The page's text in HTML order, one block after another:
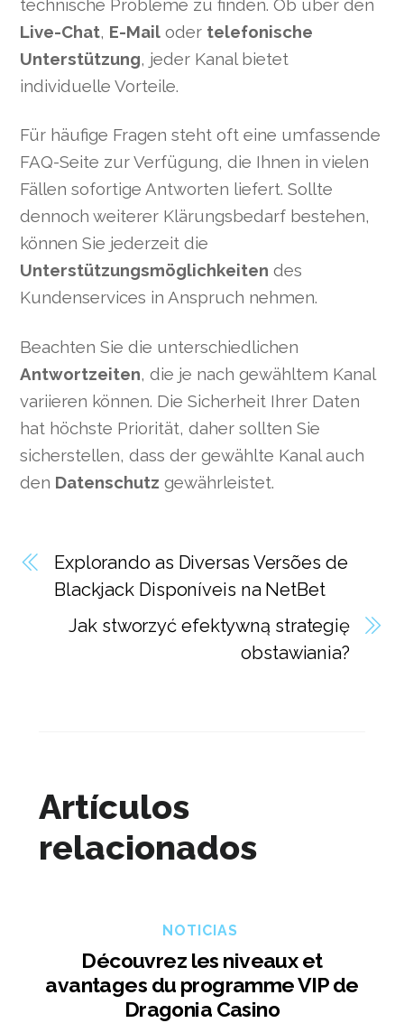
technische Probleme zu finden. Ob über den
Live-Chat, E-Mail oder telefonische
Unterstützung, jeder Kanal bietet
individuelle Vorteile.
Für häufige Fragen steht oft eine umfassende
FAQ-Seite zur Verfügung, die Ihnen in vielen
Fällen sofortige Antworten liefert. Sollte
dennoch weiterer Klärungsbedarf bestehen,
können Sie jederzeit die
Unterstützungsmöglichkeiten des
Kundenservices in Anspruch nehmen.
Beachten Sie die unterschiedlichen
Antwortzeiten, die je nach gewähltem Kanal
variieren können. Die Sicherheit Ihrer Daten
hat höchste Priorität, daher sollten Sie
sicherstellen, dass der gewählte Kanal auch
den Datenschutz gewährleistet.
Explorando as Diversas Versões de
Blackjack Disponíveis na NetBet
Jak stworzyć efektywną strategię
obstawiania?
Artículos
relacionados
NOTICIAS
Découvrez les niveaux et
avantages du programme VIP de
Dragonia Casino